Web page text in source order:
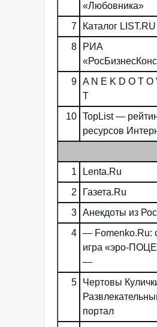
«Любовника»
7 Каталог LIST.RU
8
РИА
9 A N E K D O T O
T
10 TopList —
ресурсов
1
Lenta.Ru
2
Газета.Ru
3 Анекдоты из
4 — Fomenko.Ru:
игра «эро-
—
5
Чертовы
портал